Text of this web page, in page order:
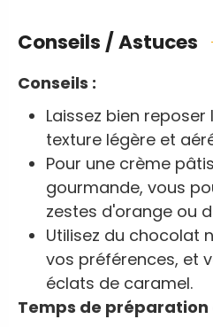
Conseils / Astuces
Conseils :
Laissez bien
texture légère et
Pour une crème
gourmande, vous
zestes d'orange ou
Utilisez du chocolat
vos préférences, et
éclats de caramel.
Temps de préparation